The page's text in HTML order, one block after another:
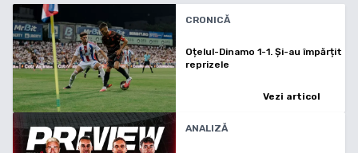
CRONICĂ
Oțelul-Dinamo 1-1. Și-au împărțit
reprizele
Vezi articol
ANALIZĂ